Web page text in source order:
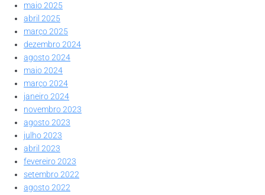
maio 2025
abril 2025
março 2025
dezembro 2024
agosto 2024
maio 2024
março 2024
janeiro 2024
novembro 2023
agosto 2023
julho 2023
abril 2023
fevereiro 2023
setembro 2022
agosto 2022